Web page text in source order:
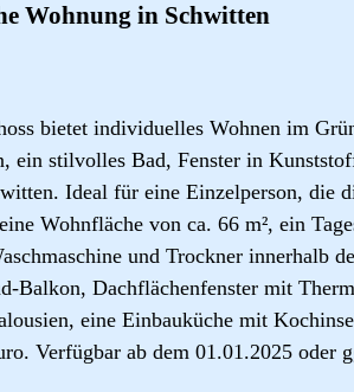
Wohnung in Schwitten
bietet individuelles Wohnen im
ein stilvolles Bad, Fenster in
Ideal für eine Einzelperson, die
Wohnfläche von ca. 66 m², ein
und Trockner innerhalb
Balkon, Dachflächenfenster mit
eine Einbauküche mit
Verfügbar ab dem 01.01.2025 oder